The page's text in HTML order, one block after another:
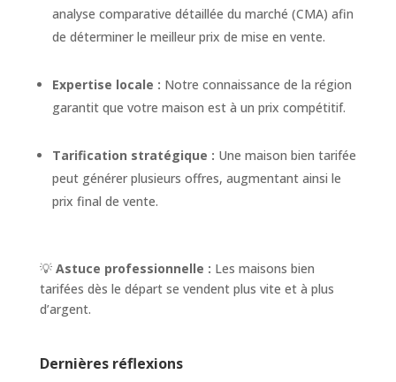
analyse comparative détaillée du marché (CMA) afin
de déterminer le meilleur prix de mise en vente.
Expertise locale : Notre connaissance de la région
garantit que votre maison est à un prix compétitif.
Tarification stratégique : Une maison bien tarifée
peut générer plusieurs offres, augmentant ainsi le
prix final de vente.
💡 Astuce professionnelle : Les maisons bien
tarifées dès le départ se vendent plus vite et à plus
d’argent.
Dernières réflexions